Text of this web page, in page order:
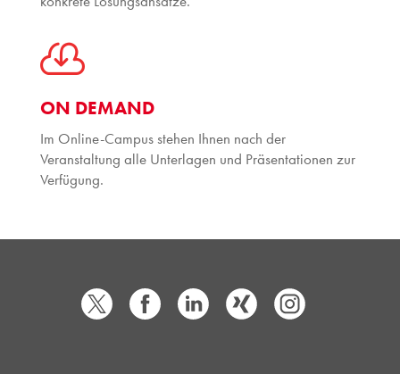

ON DEMAND
Im Online-Campus stehen Ihnen nach der
Veranstaltung alle Unterlagen und Präsentationen zur
Verfügung.